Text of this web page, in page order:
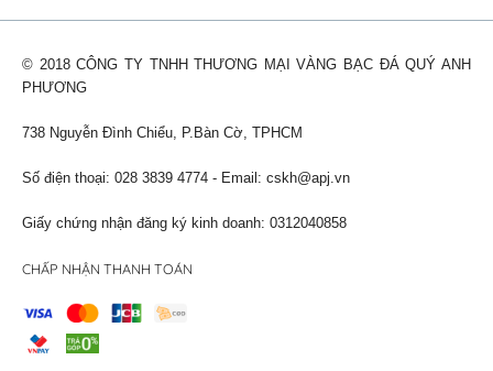
© 2018 CÔNG TY TNHH THƯƠNG MẠI VÀNG BẠC ĐÁ QUÝ ANH
PHƯƠNG
738 Nguyễn Đình Chiểu, P.Bàn Cờ, TPHCM
Số điện thoại: 028 3839 4774 - Email: cskh@apj.vn
Giấy chứng nhận đăng ký kinh doanh: 0312040858
CHẤP NHẬN THANH TOÁN